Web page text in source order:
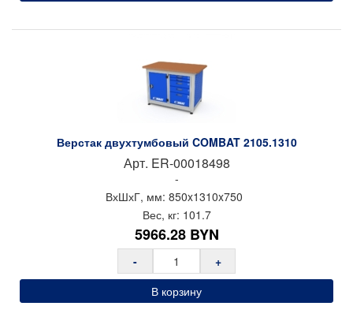
Имеется набор наклеек на лицевую панель ящика с
маркировки содержимого ящиков
В ящиках возможна дополнительная установка
перегородок или системы органайзеров
Дверца тумб запирается цилиндрическим замком (Турция)
секретность 2000 комбинаций, система запирания:
односторонняя, замок с изогнутым эксцентриком толщиной
регулируемые по высоте с шагом 50 мм, нагрузкой до 110
Полки в тумбе установлены на стальные салазки, которые
позволяют выдвигать полку на себя на 70% для облегчения
Полка стационарная между тумбами выдерживает нагрузку
Верстак двухтумбовый COMBAT 2105.1310
Арт. ER-00018498
-
ВхШхГ, мм: 850x1310x750
Вес, кг: 101.7
5966.28 BYN
-
+
В корзину